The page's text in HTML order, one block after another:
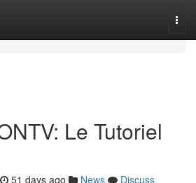
Le Tutoriel
51 days ago News
Discuss